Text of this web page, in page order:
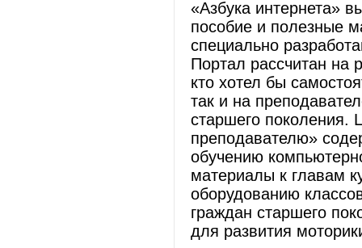
«Азбука интернета»
пособие и полезные
специально
Портал рассчитан на
кто хотел бы
так и на
старшего
преподавателю»
обучению
материалы к главам
оборудованию
граждан старшего
для развития